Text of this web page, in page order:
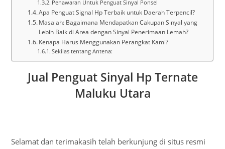
Penawaran Untuk Penguat Sinyal Ponsel
Apa Penguat Signal Hp Terbaik untuk Daerah Terpencil?
Masalah: Bagaimana Mendapatkan Cakupan Sinyal yang
Lebih Baik di Area dengan Sinyal Penerimaan Lemah?
Kenapa Harus Menggunakan Perangkat Kami?
Sekilas tentang Antena:
Jual Penguat Sinyal Hp Ternate
Maluku Utara
Selamat dan terimakasih telah berkunjung di situs resmi